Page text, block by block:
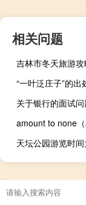
相关问题
吉林市冬天旅游
“一叶泛庄子”的出
关于银行的面试问
amount to none（